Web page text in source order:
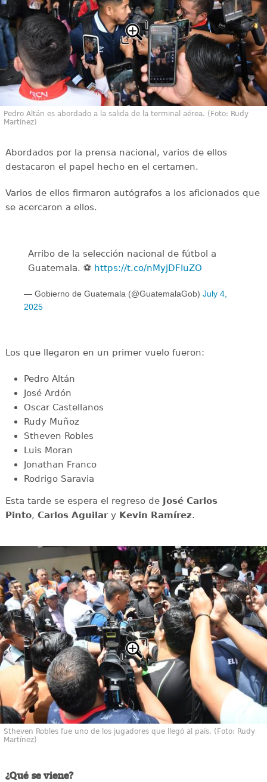
Pedro Altán es abordado a la salida de la terminal aérea. (Foto: Rudy
Martínez)
Abordados por la prensa nacional, varios de ellos
destacaron el papel hecho en el certamen.
Varios de ellos firmaron autógrafos a los aficionados que
se acercaron a ellos.
Arribo de la selección nacional de fútbol a
Guatemala. ⚽ https://t.co/nMyjDFIuZO
— Gobierno de Guatemala (@GuatemalaGob) July 4,
2025
Los que llegaron en un primer vuelo fueron:
Pedro Altán
José Ardón
Oscar Castellanos
Rudy Muñoz
Stheven Robles
Luis Moran
Jonathan Franco
Rodrigo Saravia
Esta tarde se espera el regreso de José Carlos
Pinto, Carlos Aguilary Kevin Ramírez.
Stheven Robles fue uno de los jugadores que llegó al país. (Foto: Rudy
Martínez)
¿Qué se viene?